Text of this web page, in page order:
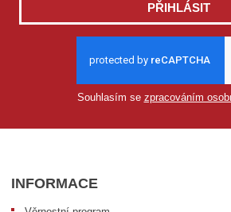
PŘIHLÁSIT
Souhlasím se zpracováním
INFORMACE